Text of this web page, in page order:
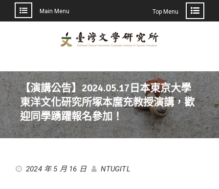
Main Menu Top Menu
【演講公告】2024.05.17日本東京大學
東洋文化研究所塚本麿充教授演講，歡
迎同學踴躍報名參加！
2024 年 5 月 16 日 NTUGITL